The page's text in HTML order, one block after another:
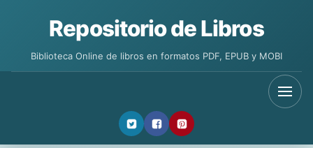
Repositorio de Libros
Biblioteca Online de libros en formatos PDF, EPUB y MOBI